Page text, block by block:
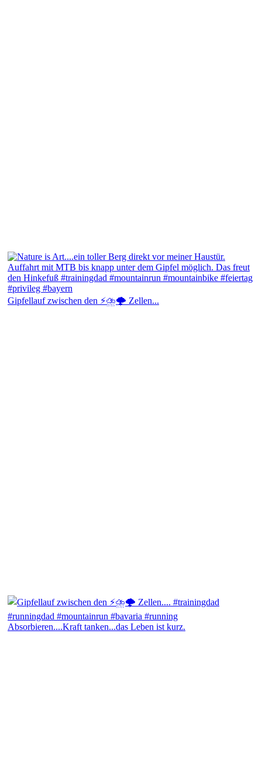
Gipfellauf zwischen den ⚡⛈️🌩️ Zellen...
Absorbieren....Kraft tanken...das Leben ist kurz.